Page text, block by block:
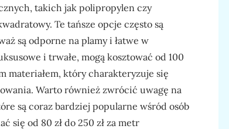
takich jak polipropylen czy
Te tańsze opcje często są
są odporne na plamy i łatwe w
i trwałe, mogą kosztować od 100
materiałem, który charakteryzuje się
Warto również zwrócić uwagę na
są coraz bardziej popularne wśród osób
się od 80 zł do 250 zł za metr